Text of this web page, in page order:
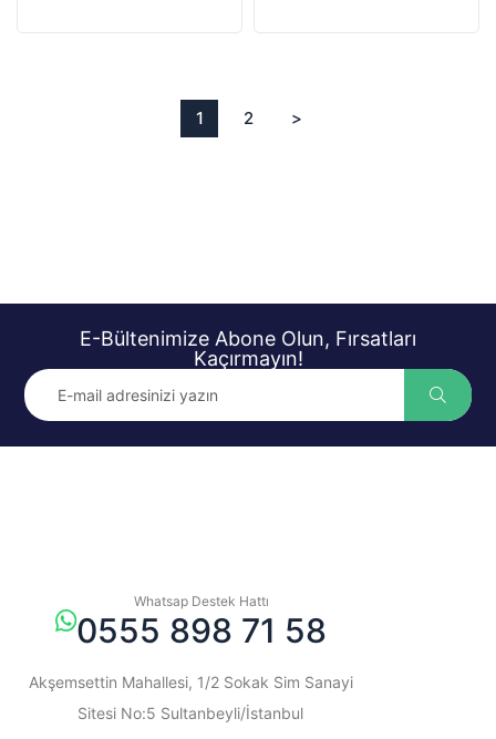
1 2 >
E-Bültenimize Abone Olun, Fırsatları
Kaçırmayın!
Whatsap Destek Hattı
0555 898 71 58
Akşemsettin Mahallesi, 1/2 Sokak Sim Sanayi
Sitesi No:5 Sultanbeyli/İstanbul